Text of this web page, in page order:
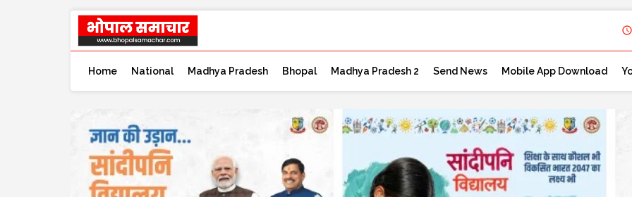
Home National Madhya Pradesh Bhopal Madhya Pradesh 2 Send News Mobile App Download